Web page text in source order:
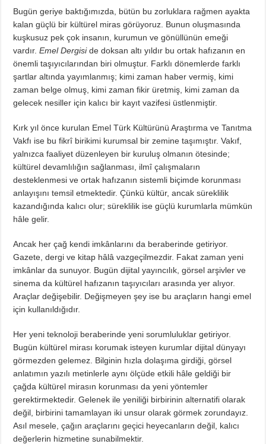
Bugün geriye baktığımızda, bütün bu zorluklara rağmen ayakta
kalan güçlü bir kültürel miras görüyoruz. Bunun oluşmasında
kuşkusuz pek çok insanın, kurumun ve gönüllünün emeği
vardır.Emel Dergiside doksan altı yıldır bu ortak hafızanın en
önemli taşıyıcılarından biri olmuştur. Farklı dönemlerde farklı
şartlar altında yayımlanmış; kimi zaman haber vermiş, kimi
zaman belge olmuş, kimi zaman fikir üretmiş, kimi zaman da
gelecek nesiller için kalıcı bir kayıt vazifesi üstlenmiştir.
Kırk yıl önce kurulan Emel Türk Kültürünü Araştırma ve Tanıtma
Vakfı ise bu fikrî birikimi kurumsal bir zemine taşımıştır. Vakıf,
yalnızca faaliyet düzenleyen bir kuruluş olmanın ötesinde;
kültürel devamlılığın sağlanması, ilmî çalışmaların
desteklenmesi ve ortak hafızanın sistemli biçimde korunması
anlayışını temsil etmektedir. Çünkü kültür, ancak süreklilik
kazandığında kalıcı olur; süreklilik ise güçlü kurumlarla mümkün
hâle gelir.
Ancak her çağ kendi imkânlarını da beraberinde getiriyor.
Gazete, dergi ve kitap hâlâ vazgeçilmezdir. Fakat zaman yeni
imkânlar da sunuyor. Bugün dijital yayıncılık, görsel arşivler ve
sinema da kültürel hafızanın taşıyıcıları arasında yer alıyor.
Araçlar değişebilir. Değişmeyen şey ise bu araçların hangi emel
için kullanıldığıdır.
Her yeni teknoloji beraberinde yeni sorumluluklar getiriyor.
Bugün kültürel mirası korumak isteyen kurumlar dijital dünyayı
görmezden gelemez. Bilginin hızla dolaşıma girdiği, görsel
anlatımın yazılı metinlerle aynı ölçüde etkili hâle geldiği bir
çağda kültürel mirasın korunması da yeni yöntemler
gerektirmektedir. Gelenek ile yeniliği birbirinin alternatifi olarak
değil, birbirini tamamlayan iki unsur olarak görmek zorundayız.
Asıl mesele, çağın araçlarını geçici heyecanların değil, kalıcı
değerlerin hizmetine sunabilmektir.